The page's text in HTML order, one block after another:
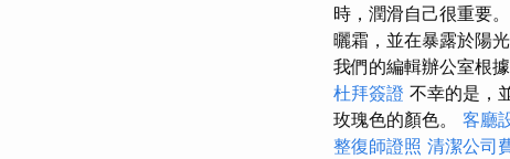
時，潤滑自己很重要。
曬霜，並在暴露於陽
我們的編輯辦公室根
杜拜簽證 不幸的是，
玫瑰色的顏色。 客廳
整復師證照 清潔公司